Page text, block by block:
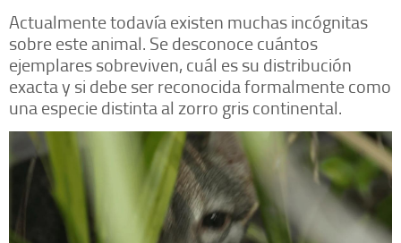
Actualmente todavía existen muchas incógnitas
sobre este animal. Se desconoce cuántos
ejemplares sobreviven, cuál es su distribución
exacta y si debe ser reconocida formalmente como
una especie distinta al zorro gris continental.